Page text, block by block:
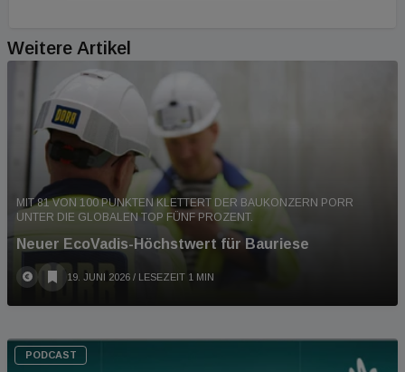
Weitere Artikel
MIT 81 VON 100 PUNKTEN KLETTERT DER BAUKONZERN PORR
UNTER DIE GLOBALEN TOP FÜNF PROZENT.
Neuer EcoVadis-Höchstwert für Bauriese
19. JUNI 2026 / LESEZEIT 1 MIN
PODCAST